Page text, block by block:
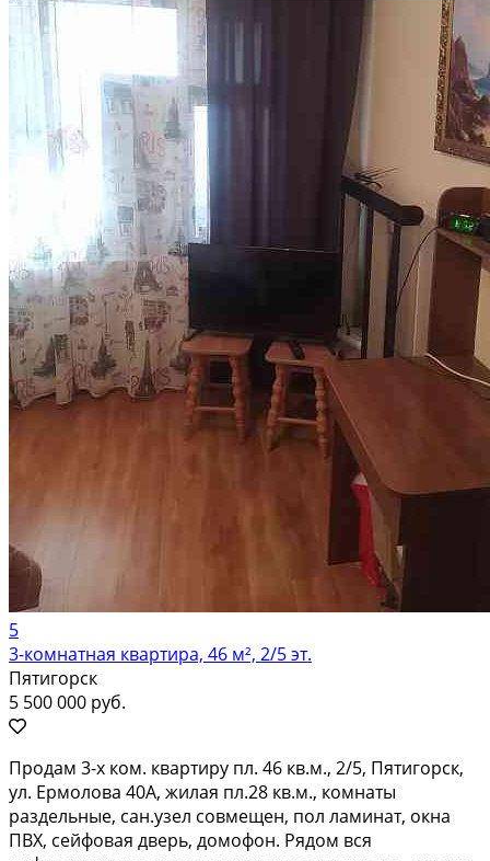
5
3-комнатная квартира, 46 м², 2/5 эт.
Пятигорск
5 500 000 руб.
Продам 3-х ком. квартиру пл. 46 кв.м., 2/5, Пятигорск,
ул. Ермолова 40А, жилая пл.28 кв.м., комнаты
раздельные, сан.узел совмещен, пол ламинат, окна
ПВХ, сейфовая дверь, домофон. Рядом вся